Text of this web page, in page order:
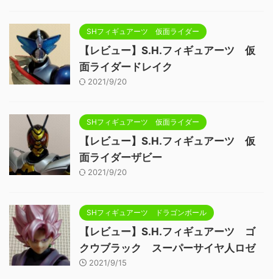
SHフィギュアーツ 仮面ライダー
【レビュー】S.H.フィギュアーツ 仮
面ライダードレイク
2021/9/20
SHフィギュアーツ 仮面ライダー
【レビュー】S.H.フィギュアーツ 仮
面ライダーザビー
2021/9/20
SHフィギュアーツ ドラゴンボール
【レビュー】S.H.フィギュアーツ ゴ
クウブラック スーパーサイヤ人ロゼ
2021/9/15